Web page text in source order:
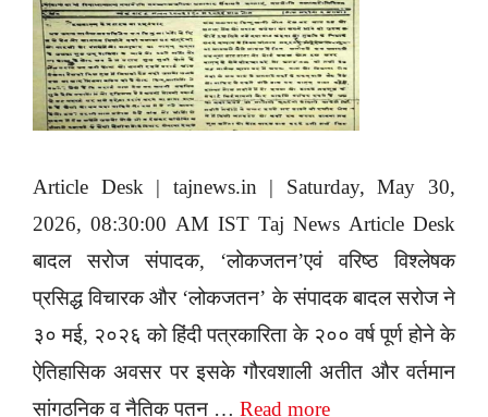
Article Desk | tajnews.in | Saturday, May 30,
2026, 08:30:00 AM IST Taj News Article Desk
बादल सरोज संपादक, ‘लोकजतन’एवं वरिष्ठ विश्लेषक
प्रसिद्ध विचारक और ‘लोकजतन’ के संपादक बादल सरोज ने
३० मई, २०२६ को हिंदी पत्रकारिता के २०० वर्ष पूर्ण होने के
ऐतिहासिक अवसर पर इसके गौरवशाली अतीत और वर्तमान
सांगठनिक व नैतिक पतन … Read more